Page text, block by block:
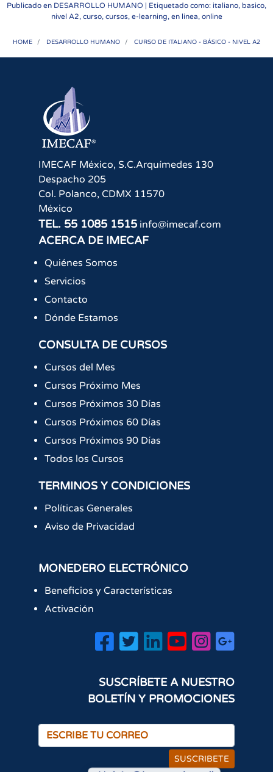
Publicado en DESARROLLO HUMANO | Etiquetado como: italiano, basico,
nivel A2, curso, cursos, e-learning, en linea, online
HOME DESARROLLO HUMANO CURSO DE ITALIANO - BÁSICO - NIVEL A2
IMECAF México, S.C.Arquímedes 130
Despacho 205
Col. Polanco, CDMX 11570
México
TEL. 55 1085 1515 info@imecaf.com
ACERCA DE IMECAF
Quiénes Somos
Servicios
Contacto
Dónde Estamos
CONSULTA DE CURSOS
Cursos del Mes
Cursos Próximo Mes
Cursos Próximos 30 Días
Cursos Próximos 60 Días
Cursos Próximos 90 Días
Todos los Cursos
TERMINOS Y CONDICIONES
Políticas Generales
Aviso de Privacidad
MONEDERO ELECTRÓNICO
Beneficios y Características
Activación
SUSCRÍBETE A NUESTRO
BOLETÍN Y PROMOCIONES
SUSCRIBETE